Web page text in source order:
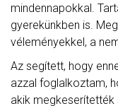
mindennapokkal.
gyerekünkben is.
véleményekkel, a
Az segített, hogy
azzal foglalkoztam,
akik